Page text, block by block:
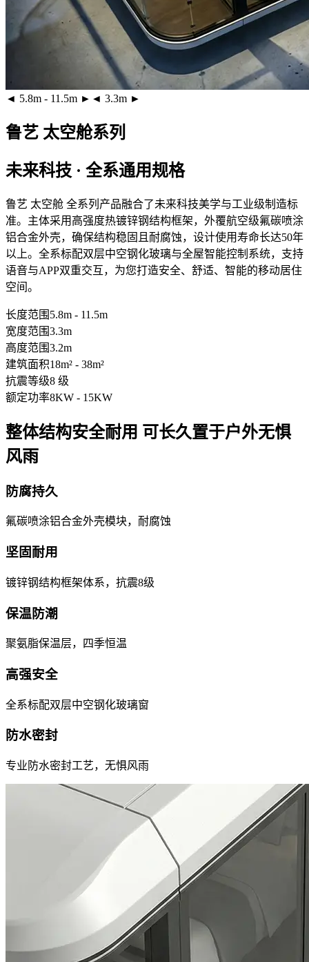
◄ 5.8m - 11.5m ► ◄ 3.3m ►
鲁艺 太空舱系列
未来科技 · 全系通用规格
鲁艺 太空舱 全系列产品融合了未来科技美学与工业级制造标
准。主体采用 高强度热镀锌钢结构框架，外覆航空级氟碳喷涂
铝合金外壳，确保结构稳固且耐腐蚀，设计使用寿命长达50年
以上。全系标配双层中空钢化玻璃与全屋智能控制系统，支持
语音与APP双重交互，为您打造安全、舒适、智能的移动居住
空间。
长度范围 5.8m - 11.5m
宽度范围3.3m
高度范围3.2m
建筑面积18m² - 38m²
抗震等级8 级
额定功率8KW - 15KW
整体结构安全耐用 可长久置于户外无惧
风雨
防腐持久
氟碳喷涂铝合金外壳模块，耐腐蚀
坚固耐用
镀锌钢结构框架体系，抗震8级
保温防潮
聚氨脂保温层，四季恒温
高强安全
全系标配双层中空钢化玻璃窗
防水密封
专业防水密封工艺，无惧风雨